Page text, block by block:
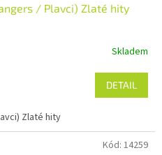
/ Plavci) Zlaté hity
Skladem
DETAIL
Zlaté hity
Kód: 14259